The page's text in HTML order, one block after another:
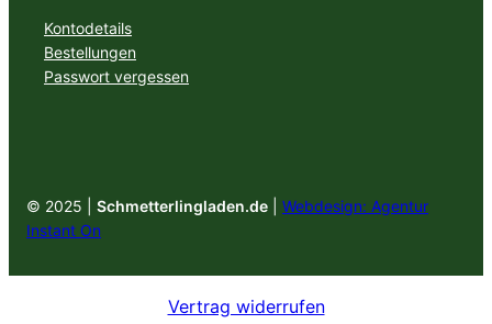
Kontodetails
Bestellungen
Passwort vergessen
© 2025 | Schmetterlingladen.de
Webdesign: Agentur
Instant On
Vertrag widerrufen